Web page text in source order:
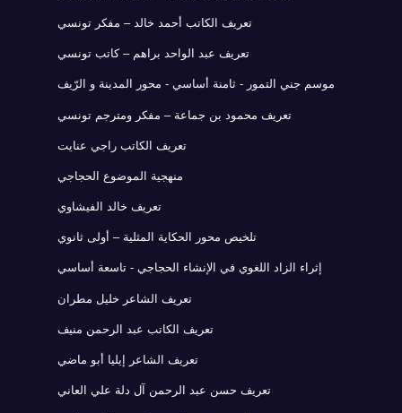
تعريف الكاتب أحمد خالد – مفكر تونسي
تعريف عبد الواحد براهم – كاتب تونسي
موسم جني التمور - ثامنة أساسي - محور المدينة و الرّيف
تعريف محمود بن جماعة – مفكر ومترجم تونسي
تعريف الكاتب راجي عنايت
منهجية الموضوع الحجاجي
تعريف خالد الفيشاوي
تلخيص محور الحكاية المثلية – أولى ثانوي
إثراء الزاد اللغوي في الإنشاء الحجاجي - تاسعة أساسي
تعريف الشاعر خليل مطران
تعريف الكاتب عبد الرحمن منيف
تعريف الشاعر إيليا أبو ماضي
تعريف حسن عبد الرحمن آل دلة علي العاني